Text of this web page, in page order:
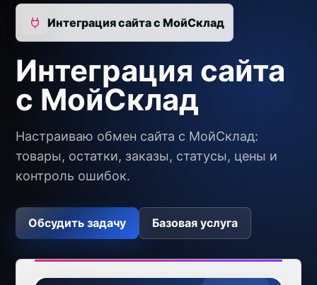
Интеграция сайта с МойСклад
Интеграция сайта
с МойСклад
Настраиваю обмен сайта с МойСклад:
товары, остатки, заказы, статусы, цены и
контроль ошибок.
Обсудить задачу Базовая услуга